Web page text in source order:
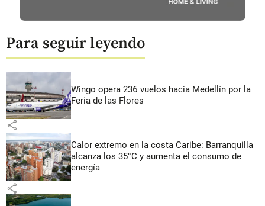
Para seguir leyendo
Wingo opera 236 vuelos hacia Medellín por la
Feria de las Flores
share
Calor extremo en la costa Caribe: Barranquilla
alcanza los 35°C y aumenta el consumo de
energía
share